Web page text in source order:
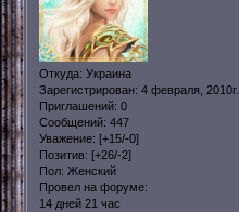
Откуда: Украина
Зарегистрирован: 4 февраля, 2010г.
Приглашений: 0
Сообщений: 447
Уважение: [+15/-0]
Позитив: [+26/-2]
Пол: Женский
Провел на форуме:
14 дней 21 час